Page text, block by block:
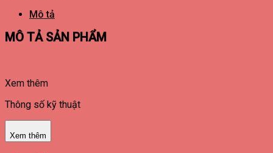
Mô tả
MÔ TẢ SẢN PHẨM
Xem thêm
Thông số kỹ thuật
Xem thêm